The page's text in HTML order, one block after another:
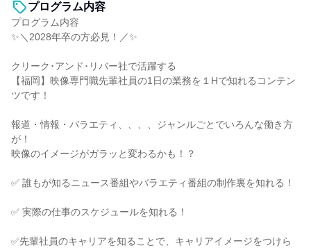
プログラム内容
プログラム内容
✨＼2028年卒の方必見！／✨
クリーク･アンド･リバー社で活躍する
【福岡】映像専門職先輩社員の1日の業務を１Hで知れるコンテン
ツです！
報道・情報・バラエティ、、、、ジャンルごとでいろんな働き方
が！
映像のイメージがガラッと変わるかも！？
✅ 誰もが知るニュース番組やバラエティ番組の制作裏を知れる！
✅ 実際の仕事のスケジュールを知れる！
✅先輩社員のキャリアを知ることで、キャリアイメージをつけら